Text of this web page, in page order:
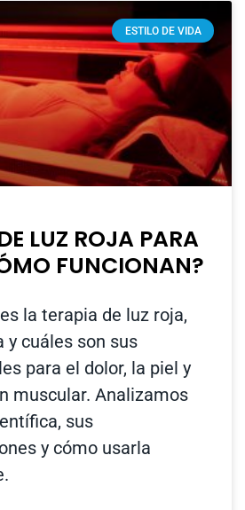
ESTILO DE VIDA
LUZ ROJA PARA
FUNCIONAN?
la terapia de luz roja,
y cuáles son sus
para el dolor, la piel y
muscular. Analizamos
sus
y cómo usarla